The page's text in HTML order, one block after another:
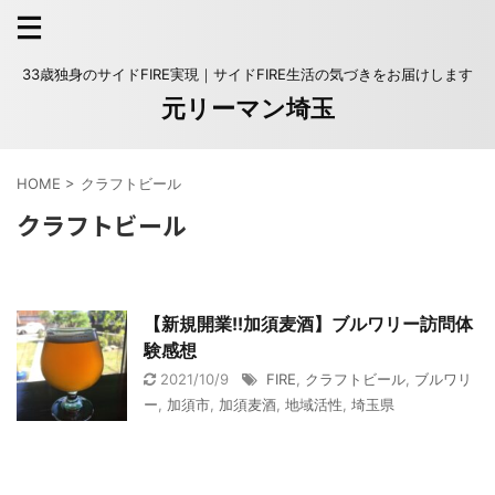
33歳独身のサイドFIRE実現｜サイドFIRE生活の気づきをお届けします
元リーマン埼玉
HOME > クラフトビール
クラフトビール
【新規開業!!加須麦酒】ブルワリー訪問体
験感想
2021/10/9 FIRE クラフトビール ブルワリ
ー
加須市 加須麦酒 地域活性 埼玉県